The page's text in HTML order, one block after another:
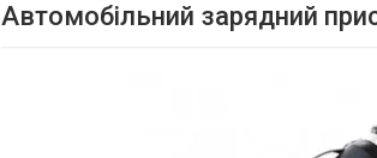
Автомобільний зарядний